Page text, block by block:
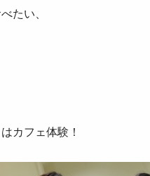
たい、
カフェ体験！